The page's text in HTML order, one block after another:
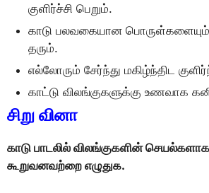
குளிர்ச்சி பெறும்.
காடு பலவகையான
தரும்.
எல்லோரும் சேர்ந்து மகிழ்ந்திட
காட்டு விலங்குகளுக்கு உணவாக
சிறு வினா
காடு பாடலில் விலங்குகளின்
கூறுவனவற்றை எழுதுக.